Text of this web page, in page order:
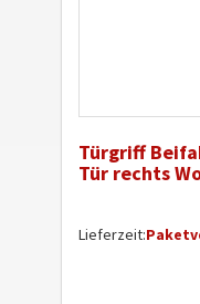
Türgriff
Tür rechts
Lieferzeit: